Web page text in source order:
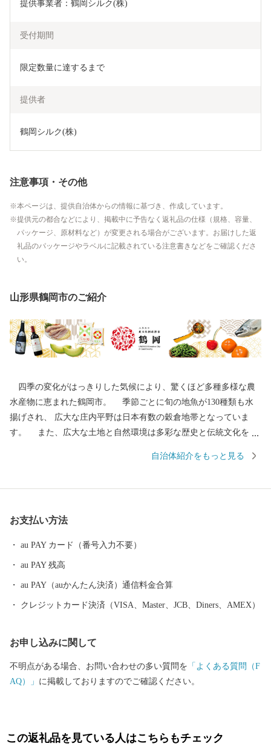
提供事業者：鶴岡シルク(株)
受付期間
限定数量に達するまで
提供者
鶴岡シルク(株)
注意事項・その他
本ページは、提供自治体からの情報に基づき、作成しています。
提供元の都合などにより、掲載中に予告なく返礼品の仕様（規格、容量、
パッケージ、原材料など）が変更される場合がございます。お届けした返
礼品のパッケージやラベルに記載されている注意書きなどをご確認くださ
い。
山形県鶴岡市のご紹介
四季の変化がはっきりした気候により、驚くほど多種多様な農
水産物に恵まれた鶴岡市。 季節ごとに旬の地魚が130種類も水
揚げされ、 広大な庄内平野は日本有数の穀倉地帯となっていま
す。 また、広大な土地と自然環境は多彩な歴史と伝統文化をも
市民の手によって大切に継承されています。 その特色が認めら
合わせ 鶴岡市総務部総務課 ふるさと納税担当（平日8時30分~17
問い合わせ 株式会社チャンピオン(管理業務受託事業者) 営業時間
【平日】10:00〜18:00 ※土日祝祭日はお休みをいただいておりま
す。 TEL: 0120-153-012 E-mail：3012_turuoka@champion.co.jp
自治体紹介をもっと見る
お支払い方法
au PAY カード（番号入力不要）
au PAY 残高
au PAY（auかんたん決済）通信料金合算
クレジットカード決済（VISA、Master、JCB、Diners、AMEX）
お申し込みに関して
不明点がある場合、お問い合わせの多い質問を 「よくある質問（F
AQ）」 に掲載しておりますのでご確認ください。
この返礼品を見ている人はこちらもチェック